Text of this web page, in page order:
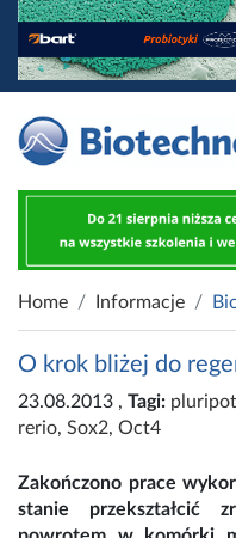
Home Informacje
O krok bliżej do
23.08.2013 , Tagi:
rerio, Sox2, Oct4
Zakończono prace
stanie przekształcić